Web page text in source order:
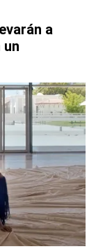
a
un